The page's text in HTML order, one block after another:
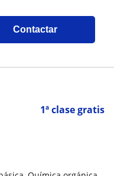
Contactar
1ª clase gratis